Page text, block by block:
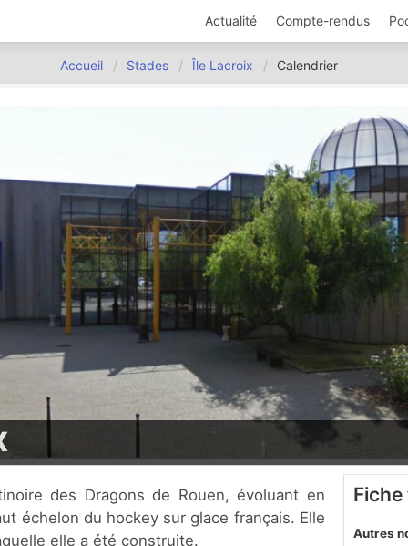
Actualité Compte-rendus
Accueil Stades Île Lacroix Calendrier
échelon du hockey sur glace français. Elle
elle a été construite.
Autres